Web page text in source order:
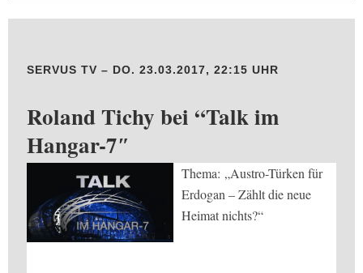
SERVUS TV – DO. 23.03.2017, 22:15 UHR
Roland Tichy bei “Talk im
Hangar-7″
Thema: „Austro-Türken für
Erdogan – Zählt die neue
Heimat nichts?“